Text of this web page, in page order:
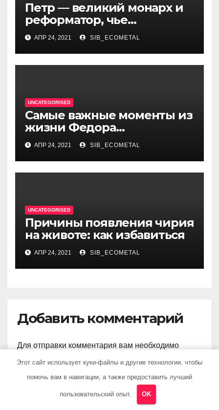
Петр — великий монарх и
реформатор, чье
правление стало вехой в
истории России и обрёл
международное
признание
АПР 24, 2021 SIB_ECOMETAL
UNCATEGORISED
Самые важные моменты из
жизни Федора
Достоевского — от детства
и становления писателя до
трагических событий и
восхождения на
АПР 24, 2021 SIB_ECOMETAL
UNCATEGORISED
Причины появления чирия
на животе: как избавиться
АПР 24, 2021 SIB_ECOMETAL
Добавить комментарий
Для отправки комментария вам необходимо
авторизоваться.
Этот сайт использует куки-файлы и другие технологии, чтобы
помочь вам в навигации, а также предоставить лучший
пользовательский опыт. OK